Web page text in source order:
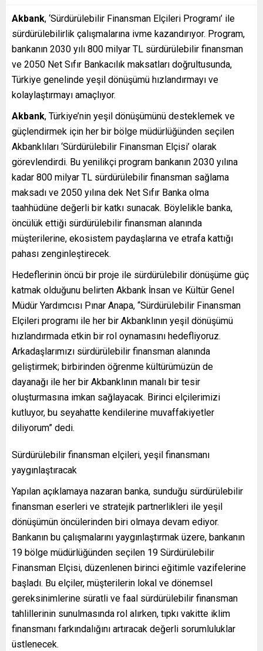
Akbank, ‘Sürdürülebilir Finansman Elçileri Programı’ ile
sürdürülebilirlik çalışmalarına ivme kazandırıyor. Program,
bankanın 2030 yılı 800 milyar TL sürdürülebilir finansman
ve 2050 Net Sıfır Bankacılık maksatları doğrultusunda,
Türkiye genelinde yeşil dönüşümü hızlandırmayı ve
kolaylaştırmayı amaçlıyor.
Akbank, Türkiye’nin yeşil dönüşümünü desteklemek ve
güçlendirmek için her bir bölge müdürlüğünden seçilen
Akbanklıları ‘Sürdürülebilir Finansman Elçisi’ olarak
görevlendirdi. Bu yenilikçi program bankanın 2030 yılına
kadar 800 milyar TL sürdürülebilir finansman sağlama
maksadı ve 2050 yılına dek Net Sıfır Banka olma
taahhüdüne değerli bir katkı sunacak. Böylelikle banka,
öncülük ettiği sürdürülebilir finansman alanında
müşterilerine, ekosistem paydaşlarına ve etrafa kattığı
pahası zenginleştirecek.
Hedeflerinin öncü bir proje ile sürdürülebilir dönüşüme güç
katmak olduğunu belirten Akbank İnsan ve Kültür Genel
Müdür Yardımcısı Pınar Anapa, “Sürdürülebilir Finansman
Elçileri programı ile her bir Akbanklının yeşil dönüşümü
hızlandırmada etkin bir rol oynamasını hedefliyoruz.
Arkadaşlarımızı sürdürülebilir finansman alanında
geliştirmek; birbirinden öğrenme kültürümüzün de
dayanağı ile her bir Akbanklının manalı bir tesir
oluşturmasına imkan sağlayacak. Birinci elçilerimizi
kutluyor, bu seyahatte kendilerine muvaffakiyetler
diliyorum” dedi.
Sürdürülebilir finansman elçileri, yeşil finansmanı
yaygınlaştıracak
Yapılan açıklamaya nazaran banka, sunduğu sürdürülebilir
finansman eserleri ve stratejik partnerlikleri ile yeşil
dönüşümün öncülerinden biri olmaya devam ediyor.
Bankanın bu çalışmalarını yaygınlaştırmak üzere, bankanın
19 bölge müdürlüğünden seçilen 19 Sürdürülebilir
Finansman Elçisi, düzenlenen birinci eğitimle vazifelerine
başladı. Bu elçiler, müşterilerin lokal ve dönemsel
gereksinimlerine süratli ve faal sürdürülebilir finansman
tahlillerinin sunulmasında rol alırken, tıpkı vakitte iklim
finansmanı farkındalığını artıracak değerli sorumluluklar
üstlenecek.